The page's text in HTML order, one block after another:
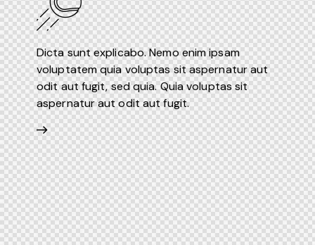
Dicta sunt explicabo. Nemo enim ipsam
voluptatem quia voluptas sit aspernatur aut
odit aut fugit, sed quia. Quia voluptas sit
aspernatur aut odit aut fugit.